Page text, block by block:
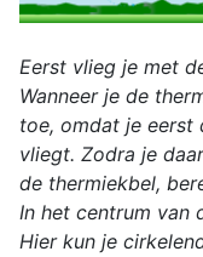
Eerst vlieg je met
Wanneer je de
toe, omdat je eerst
vliegt. Zodra je
de thermiekbel,
In het centrum van
Hier kun je